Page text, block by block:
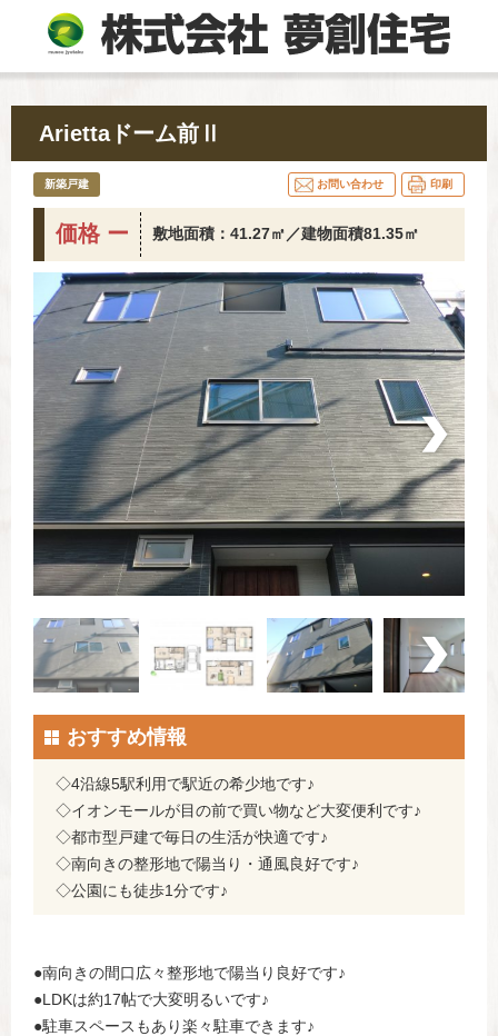
Ariettaドーム前Ⅱ
新築戸建 印刷
お問い合わせ
価格 ー 敷地面積：41.27㎡／建物面積81.35㎡
おすすめ情報
◇4沿線5駅利用で駅近の希少地です♪
◇イオンモールが目の前で買い物など大変便利です♪
◇都市型戸建で毎日の生活が快適です♪
◇南向きの整形地で陽当り・通風良好です♪
◇公園にも徒歩1分です♪
●南向きの間口広々整形地で陽当り良好です♪
●LDKは約17帖で大変明るいです♪
●駐車スペースもあり楽々駐車できます♪